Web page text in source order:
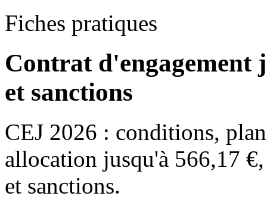
Fiches pratiques
Contrat d'engagement
et sanctions
CEJ 2026 : conditions,
allocation jusqu'à 566,17
et sanctions.